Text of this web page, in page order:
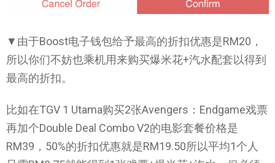
▼由于Boost电子钱包给予最高的折扣优惠是RM20，
所以你们不妨也乘机用来购买爆米花+汽水配套以得到
最高的折扣。
比如在TGV 1 Utama购买2张Avengers：Endgame戏票
再加个Double Deal Combo V2的电影套餐价格是
RM39，50%的折扣优惠就是RM19.50所以平均1个人